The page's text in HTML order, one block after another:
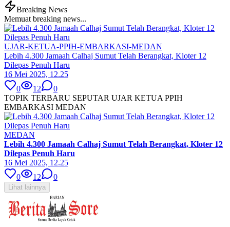
Breaking News
Memuat breaking news...
UJAR-KETUA-PPIH-EMBARKASI-MEDAN
Lebih 4.300 Jamaah Calhaj Sumut Telah Berangkat, Kloter 12
Dilepas Penuh Haru
16 Mei 2025, 12.25
0
12
0
TOPIK TERBARU SEPUTAR UJAR KETUA PPIH
EMBARKASI MEDAN
MEDAN
Lebih 4.300 Jamaah Calhaj Sumut Telah Berangkat, Kloter 12
Dilepas Penuh Haru
16 Mei 2025, 12.25
0
12 0
Lihat lainnya